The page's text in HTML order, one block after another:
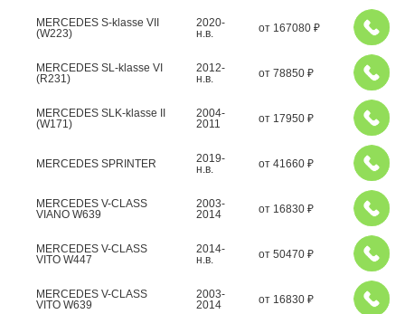
MERCEDES S-klasse VII
(W223)
2020-
н.в.
от 167080 ₽
MERCEDES SL-klasse VI
(R231)
2012-
н.в.
от 78850 ₽
MERCEDES SLK-klasse II
(W171)
2004-
2011
от 17950 ₽
MERCEDES SPRINTER
2019-
н.в.
от 41660 ₽
MERCEDES V-CLASS
VIANO W639
2003-
2014
от 16830 ₽
MERCEDES V-CLASS
VITO W447
2014-
н.в.
от 50470 ₽
MERCEDES V-CLASS
VITO W639
2003-
2014
от 16830 ₽